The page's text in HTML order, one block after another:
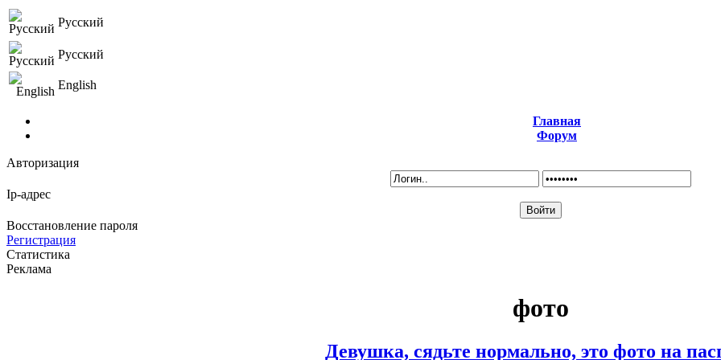
Русский
Русский
English
Главная
Форум
Авторизация
Ip-адрес
Восстановление пароля
Регистрация
Статистика
Реклама
фото
Девушка, сядьте нормально, это фото на